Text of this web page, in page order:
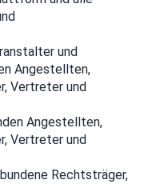
und
Angestellten,
Vertreter und
Angestellten,
Vertreter und
Rechtsträger,